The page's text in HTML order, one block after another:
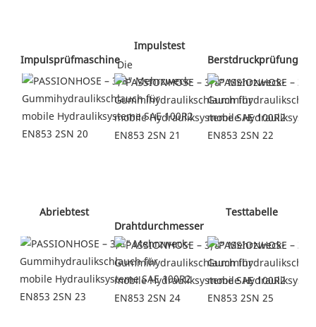
Impulsprüfmaschine
Impulstest
Die
Abriebtest
Drahtdurchmesser
Testtabelle